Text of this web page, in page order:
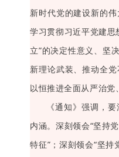
新时代党的建设新的伟
学习贯彻习近平党建思
立”的决定性意义、坚
新理论武装、推动全
以恒推进全面从严治党
《通知》强调，
内涵。深刻领会“坚持
特征”；深刻领会“坚